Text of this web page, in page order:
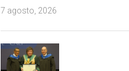
7 agosto, 2026